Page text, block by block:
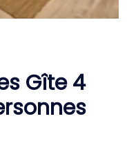
Gîte 4